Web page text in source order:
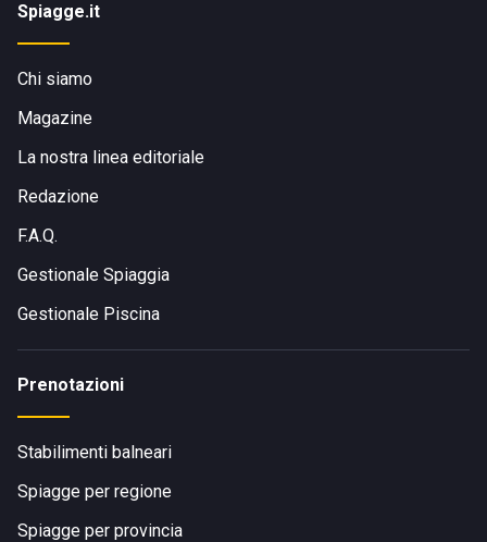
Spiagge.it
Chi siamo
Magazine
La nostra linea editoriale
Redazione
F.A.Q.
Gestionale Spiaggia
Gestionale Piscina
Prenotazioni
Stabilimenti balneari
Spiagge per regione
Spiagge per provincia